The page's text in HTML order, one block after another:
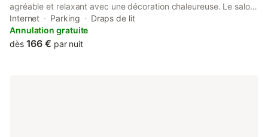
agréable et relaxant avec une décoration chaleureuse. Le salon
dispose d'une belle hauteur sous plafond, une cuisine tout
équipée pour vos repas en famille, amis. Une salle de bain avec
douche à l'italienne, wc A l'étage une grande mezzanine avec
Internet Parking
Draps de lit
Annulation gratuite
dès 166 € par nuit